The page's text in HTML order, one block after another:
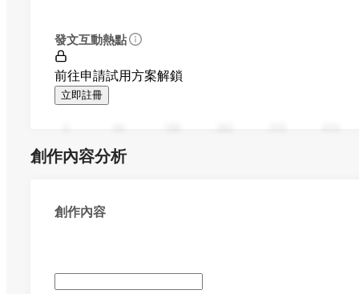
發文互動熱點
前往申請試用方案解鎖
立即註冊
創作內容分析
創作內容